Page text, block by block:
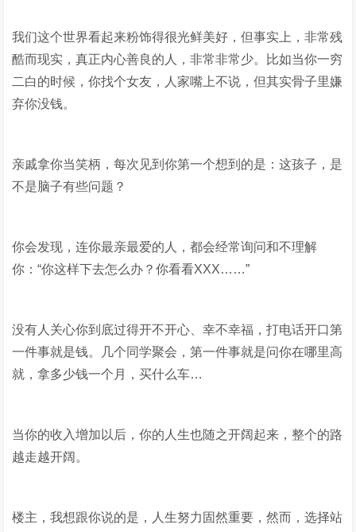
我们这个世界看起来粉饰得很光鲜美好，但事实上，非常残
酷而现实，真正内心善良的人，非常非常少。比如当你一穷
二白的时候，你找个女友，人家嘴上不说，但其实骨子里嫌
弃你没钱。
亲戚拿你当笑柄，每次见到你第一个想到的是：这孩子，是
不是脑子有些问题？
你会发现，连你最亲最爱的人，都会经常询问和不理解
你：“你这样下去怎么办？你看看XXX……”
没有人关心你到底过得开不开心、幸不幸福，打电话开口第
一件事就是钱。几个同学聚会，第一件事就是问你在哪里高
就，拿多少钱一个月，买什么车…
当你的收入增加以后，你的人生也随之开阔起来，整个的路
越走越开阔。
楼主，我想跟你说的是，人生努力固然重要，然而，选择站